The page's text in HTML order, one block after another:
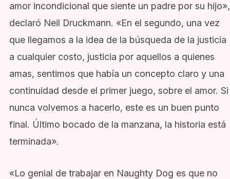
amor incondicional que siente un padre por su hijo»,
declaró Neil Druckmann. «En el segundo, una vez
que llegamos a la idea de la búsqueda de la justicia
a cualquier costo, justicia por aquellos a quienes
amas, sentimos que había un concepto claro y una
continuidad desde el primer juego, sobre el amor. Si
nunca volvemos a hacerlo, este es un buen punto
final. Último bocado de la manzana, la historia está
terminada».
«Lo genial de trabajar en Naughty Dog es que no